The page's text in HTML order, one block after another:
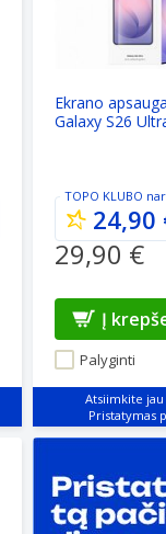
Ekrano
Galaxy S26
TOPO KLUBO
24,90
29,90 €
Palyginti
Į
Atsiimkite